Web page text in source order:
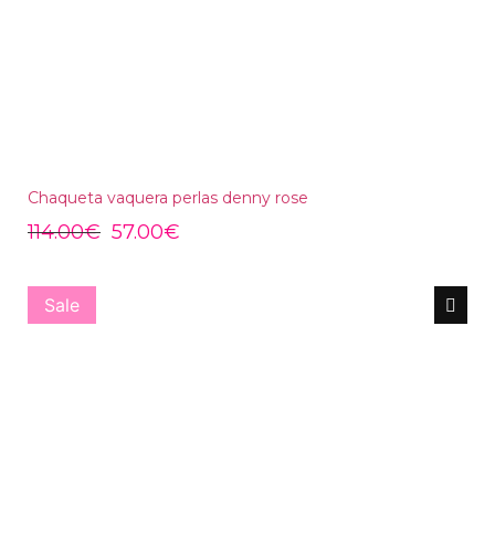
Chaqueta vaquera perlas denny rose
114.00€ 57.00€
Sale